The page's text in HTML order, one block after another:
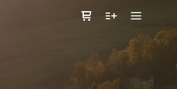
Panel boczny
Więcej